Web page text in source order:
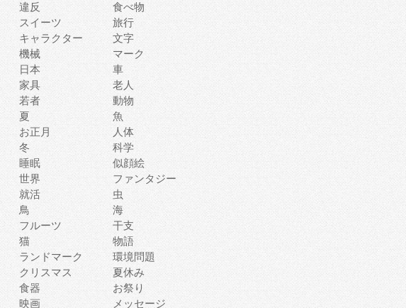
違反
食べ物
スイーツ
旅行
キャラクター
文字
機械
マーク
日本
車
家具
老人
若者
動物
夏
魚
お正月
人体
冬
科学
睡眠
似顔絵
世界
ファンタジー
就活
虫
鳥
海
フルーツ
干支
猫
物語
ランドマーク
環境問題
クリスマス
夏休み
食器
お祭り
映画 メッセージ